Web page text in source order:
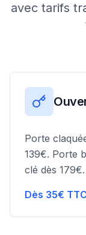
avec tarifs
Porte
139€. Porte
clé dès 179€.
Dès 35€ TTC